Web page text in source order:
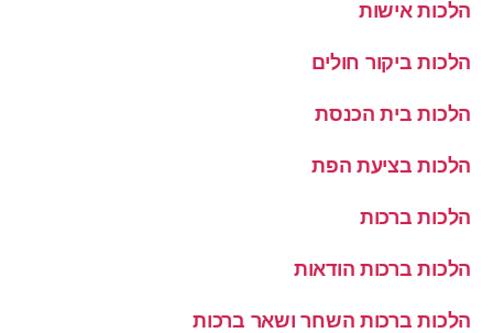
הלכות אישות
הלכות ביקור חולים
הלכות בית הכנסת
הלכות בציעת הפת
הלכות ברכות
הלכות ברכות הודאות
הלכות ברכות השחר ושאר ברכות